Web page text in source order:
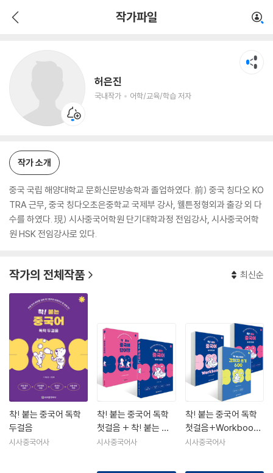
작가파일
허은진
국내작가 어학/교육/학습 저자
어학/교육/학습 저자
작가 소개
중국 국립 해양대학교 문화신문방송학과 졸업하였다. 前) 중국 칭다오 KO
TRA 근무, 중국 칭다오초은중학교 국제부 강사, 웰튼정형외과 출강 외 다
수를 하였다. 現) 시사중국어학원 단기대학과정 전임강사, 시사중국어학
원 HSK 전임강사로 있다.
작가의 전체작품 최신순
착! 붙는 중국어 독학
두걸음
시사중국어사
착! 붙는 중국어 독학
첫걸음 + 착! 붙는 중
국어 단어장 세트
시사중국어사
착! 붙는 중국어 독학
첫걸음+Workbook
+간체자 쓰기 600
시사중국어사